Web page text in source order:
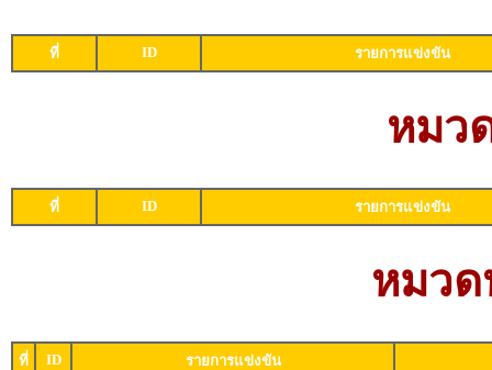
ที่ ID รายการแข่งขัน
หมว
ที่ ID รายการแข่งขัน
หมวด
ที่ ID
รายการแข่งขัน